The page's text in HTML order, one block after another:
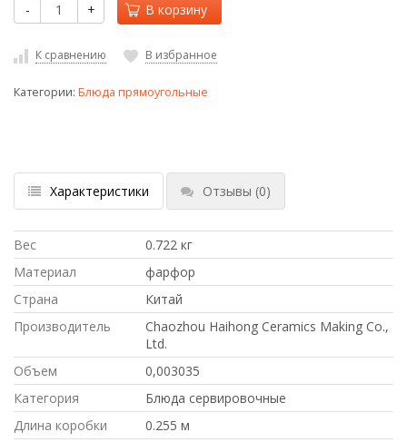
- + В корзину
К сравнению В избранное
Категории: Блюда прямоугольные
Характеристики Отзывы (0)
Вес
0.722 кг
Материал
фарфор
Страна
Китай
Производитель
Chaozhou Haihong Ceramics Making Co.,
Ltd.
Объем
0,003035
Категория
Блюда сервировочные
Длина коробки
0.255 м